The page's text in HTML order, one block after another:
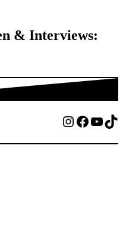
& Interviews:
Instagram